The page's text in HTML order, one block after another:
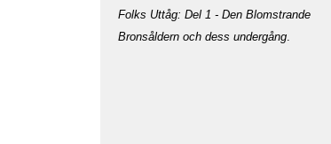
Folks Uttåg: Del 1 - Den Blomstrande
Bronsåldern och dess undergång.